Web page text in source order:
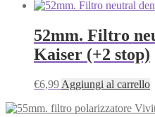
52mm. Filtro
Kaiser (+2 stop)
€6,99 Aggiungi al carrello